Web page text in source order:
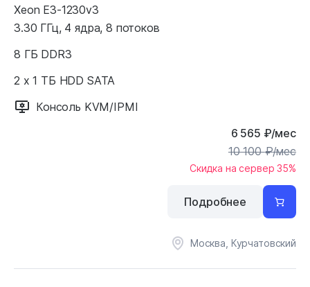
Xeon E3-1230v3
3.30 ГГц, 4 ядра, 8 потоков
8 ГБ DDR3
2 x 1 ТБ HDD SATA
Консоль KVM/IPMI
6 565 ₽/мес
10 100₽/мес
Скидка на сервер 35%
Москва, Курчатовский
Подробнее